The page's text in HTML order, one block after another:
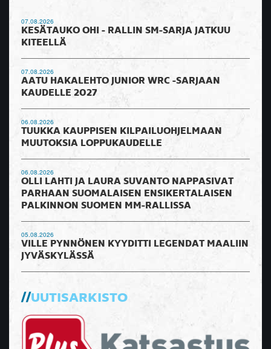
07.08.2026
KESÄTAUKO OHI - RALLIN SM-SARJA JATKUU
KITEELLÄ
07.08.2026
AATU HAKALEHTO JUNIOR WRC -SARJAAN
KAUDELLE 2027
06.08.2026
TUUKKA KAUPPISEN KILPAILUOHJELMAAN
MUUTOKSIA LOPPUKAUDELLE
06.08.2026
OLLI LAHTI JA LAURA SUVANTO NAPPASIVAT
PARHAAN SUOMALAISEN ENSIKERTALAISEN
PALKINNON SUOMEN MM-RALLISSA
05.08.2026
VILLE PYNNÖNEN KYYDITTI LEGENDAT MAALIIN
JYVÄSKYLÄSSÄ
UUTISARKISTO